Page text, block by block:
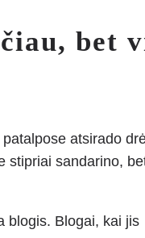
bet
atsirado
stipriai sandarino,
blogis. Blogai, kai jis